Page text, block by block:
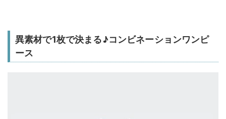
異素材で1枚で決まる♪コンビネーションワンピ
ース